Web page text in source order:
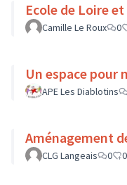
Ecole de Loire
Camille Le Roux 0
Un espace pour
APE Les Diablotins
Aménagement
CLG Langeais 0 0